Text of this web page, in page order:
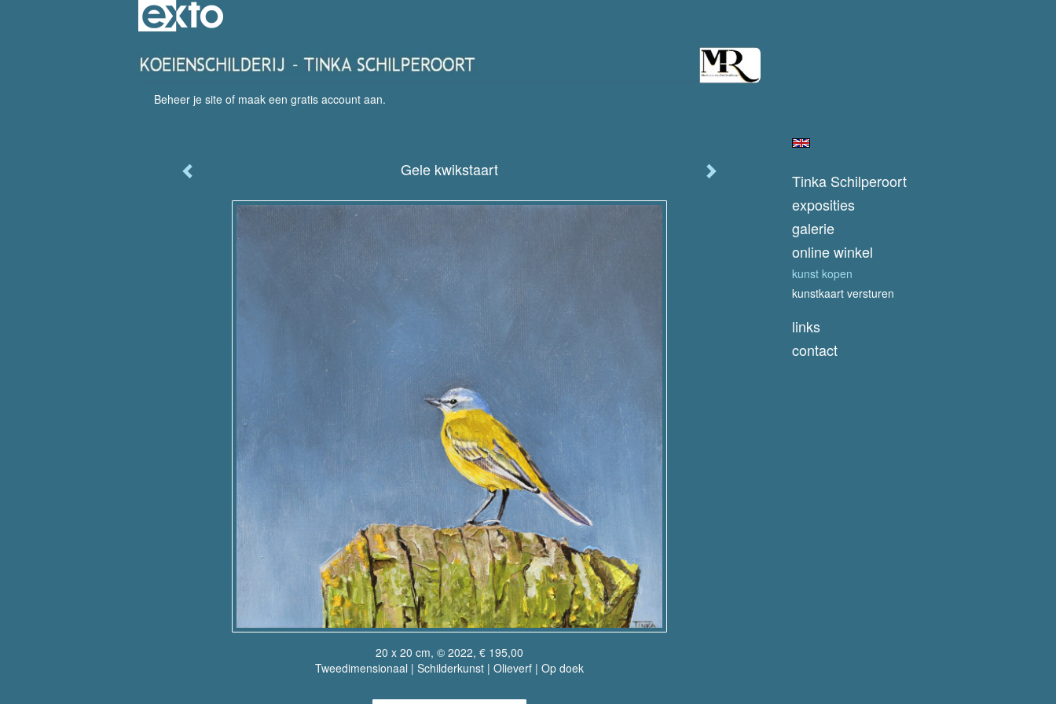
Beheer je site of maak een gratis account aan.
Gele kwikstaart
20 x 20 cm, © 2022, € 195,00
Tweedimensionaal | Schilderkunst | Olieverf | Op doek
Tinka Schilperoort
exposities
galerie
online winkel
kunst kopen
kunstkaart versturen
links
contact